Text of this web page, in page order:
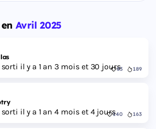
Avril 2025
sorti il y a 1 an 3 mois et 30 jours83 189
sorti il y a 1 an 4 mois et 4 jours140 163